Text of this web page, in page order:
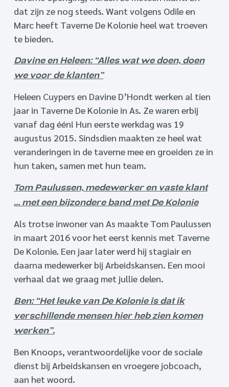
dat zijn ze nog steeds. Want volgens Odile en
Marc heeft Taverne De Kolonie heel wat troeven
te bieden.
Davine en Heleen: “Alles wat we doen, doen
we voor de klanten”
Heleen Cuypers en Davine D’Hondt werken al tien
jaar in Taverne De Kolonie in As. Ze waren erbij
vanaf dag één! Hun eerste werkdag was 19
augustus 2015. Sindsdien maakten ze heel wat
veranderingen in de taverne mee en groeiden ze in
hun taken, samen met hun team.
Tom Paulussen, medewerker en vaste klant
… met een bijzondere band met De Kolonie
Als trotse inwoner van As maakte Tom Paulussen
in maart 2016 voor het eerst kennis met Taverne
De Kolonie. Een jaar later werd hij stagiair en
daarna medewerker bij Arbeidskansen. Een mooi
verhaal dat we graag met jullie delen.
Ben: “Het leuke van De Kolonie is dat ik
verschillende mensen hier heb zien komen
werken”.
Ben Knoops, verantwoordelijke voor de sociale
dienst bij Arbeidskansen en vroegere jobcoach,
aan het woord.